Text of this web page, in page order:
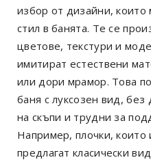
избор от дизайни, които
стил в банята. Те се
цветове, текстури и
имитират естествени
или дори мрамор. Това
баня с луксозен вид, без
на скъпи и трудни за
Например, плочки,
предлагат класически